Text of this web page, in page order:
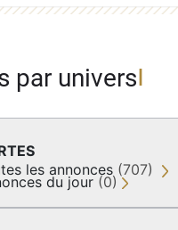
par univers
les annonces (707)
du jour (0)